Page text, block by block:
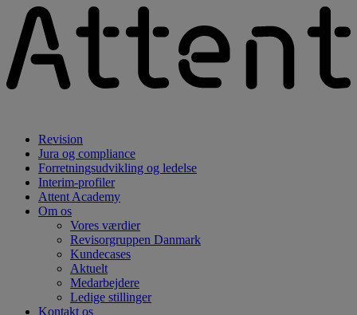
Revision
Jura og compliance
Forretningsudvikling og ledelse
Interim-profiler
Attent Academy
Om os
Vores værdier
Revisorgruppen Danmark
Kundecases
Aktuelt
Medarbejdere
Ledige stillinger
Kontakt os